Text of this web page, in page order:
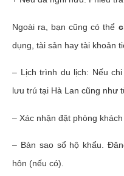
Ngoài ra, bạn cũng có thể
dụng, tài sản hay tài khoản
– Lịch trình du lịch: Nếu
lưu trú tại Hà Lan cũng như
– Xác nhận đặt phòng
– Bản sao sổ hộ khẩu.
hôn (nếu có).